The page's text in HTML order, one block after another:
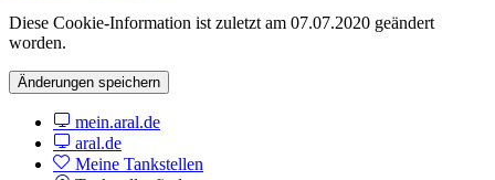
Diese Cookie-Information ist zuletzt am 07.07.2020 geändert
worden.
Änderungen speichern
mein.aral.de
aral.de
Meine Tankstellen